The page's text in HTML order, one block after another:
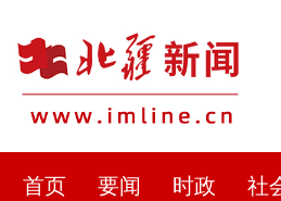
首页 要闻 时政 社